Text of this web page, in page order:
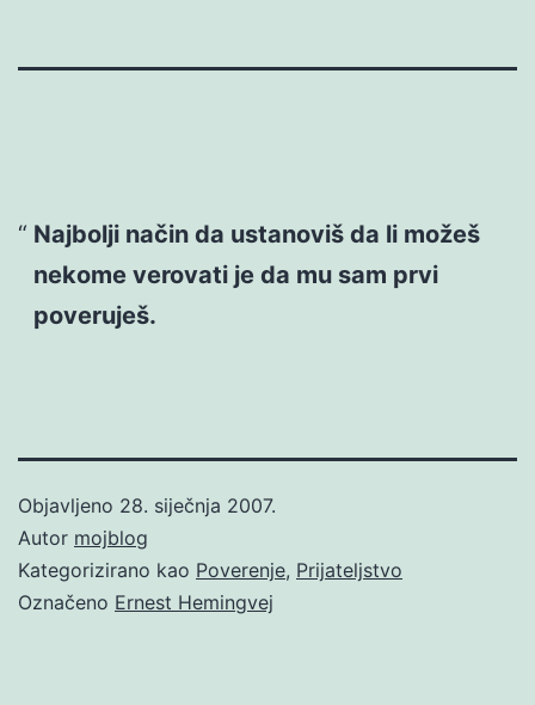
Najbolji način da ustanoviš da li možeš
nekome verovati je da mu sam prvi
poveruješ.
Objavljeno 28. siječnja 2007.
Autor mojblog
Kategorizirano kao Poverenje, Prijateljstvo
Označeno Ernest Hemingvej